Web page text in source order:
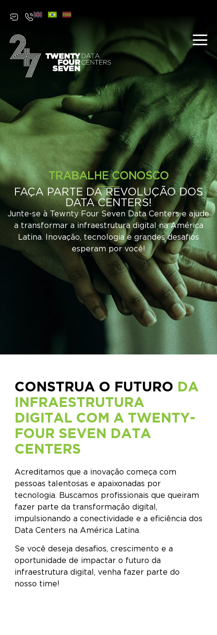
Trabalhe conosco
TRABALHE CONOSCO
FAÇA PARTE DA REVOLUÇÃO DOS
DATA CENTERS!
Junte-se à Tewnty Four Seven Data Centers e ajude
a transformar a infraestrutura digital na América
Latina. Inovação, tecnologia e grandes desafios
esperam por você!
CONSTRUA O FUTURO DA
INFRAESTRUTURA
DIGITAL COM A TWENTY-
FOUR SEVEN DATA
CENTERS
Acreditamos que a inovação começa com
pessoas talentosas e apaixonadas por
tecnologia. Buscamos profissionais que queiram
fazer parte da transformação digital,
impulsionando a conectividade e a eficiência dos
Data Centers na América Latina.
Se você deseja desafios, crescimento e a
oportunidade de impactar o futuro da
infraestrutura digital, venha fazer parte do
nosso time!